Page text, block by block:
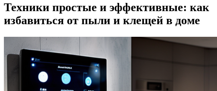
Техники простые и эффективные: как
избавиться от пыли и клещей в доме